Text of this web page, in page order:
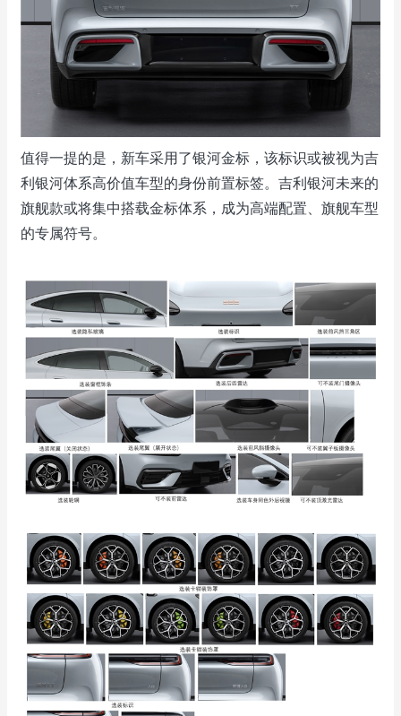
值得一提的是，新车采用了银河金标，该标识或被视为吉
利银河体系高价值车型的身份前置标签。吉利银河未来的
旗舰款或将集中搭载金标体系，成为高端配置、旗舰车型
的专属符号。